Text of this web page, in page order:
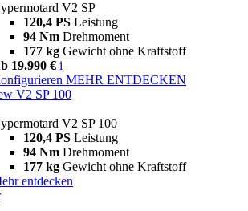
V2 SP
120,4 PS Leistung
94 Nm Drehmoment
177 kg Gewicht ohne Kraftstoff
19.990 € i
MEHR ENTDECKEN
V2 SP 100
V2 SP 100
120,4 PS Leistung
94 Nm Drehmoment
177 kg Gewicht ohne Kraftstoff
entdecken